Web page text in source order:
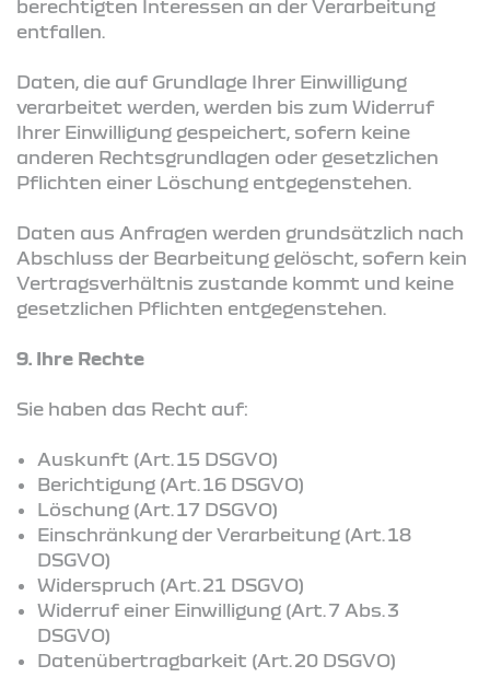
berechtigten Interessen an der Verarbeitung
entfallen.
Daten, die auf Grundlage Ihrer Einwilligung
verarbeitet werden, werden bis zum Widerruf
Ihrer Einwilligung gespeichert, sofern keine
anderen Rechtsgrundlagen oder gesetzlichen
Pflichten einer Löschung entgegenstehen.
Daten aus Anfragen werden grundsätzlich nach
Abschluss der Bearbeitung gelöscht, sofern kein
Vertragsverhältnis zustande kommt und keine
gesetzlichen Pflichten entgegenstehen.
9. Ihre Rechte
Sie haben das Recht auf:
Auskunft (Art. 15 DSGVO)
Berichtigung (Art. 16 DSGVO)
Löschung (Art. 17 DSGVO)
Einschränkung der Verarbeitung (Art. 18
DSGVO)
Widerspruch (Art. 21 DSGVO)
Widerruf einer Einwilligung (Art. 7 Abs. 3
DSGVO)
Datenübertragbarkeit (Art. 20 DSGVO)